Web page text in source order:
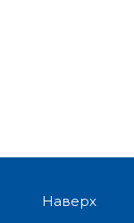
Наверх